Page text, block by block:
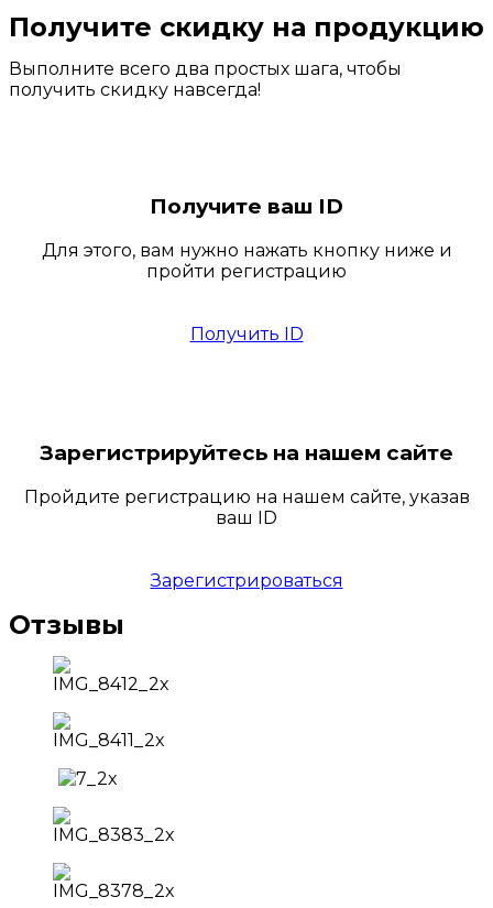
Получите скидку на продукцию
Выполните всего два простых шага, чтобы
получить скидку навсегда!
Получите ваш ID
Для этого, вам нужно нажать кнопку ниже и
пройти регистрацию
Получить ID
Зарегистрируйтесь на нашем сайте
Пройдите регистрацию на нашем сайте, указав
ваш ID
Зарегистрироваться
Отзывы